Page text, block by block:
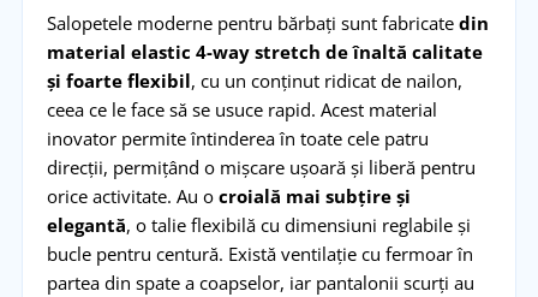
Salopetele moderne pentru bărbați sunt fabricate din
material elastic 4-way stretch de înaltă calitate
și foarte flexibil, cu un conținut ridicat de nailon,
ceea ce le face să se usuce rapid. Acest material
inovator permite întinderea în toate cele patru
direcții, permițând o mișcare ușoară și liberă pentru
orice activitate. Au o croială mai subțire și
elegantă, o talie flexibilă cu dimensiuni reglabile și
bucle pentru centură. Există ventilație cu fermoar în
partea din spate a coapselor, iar pantalonii scurți au